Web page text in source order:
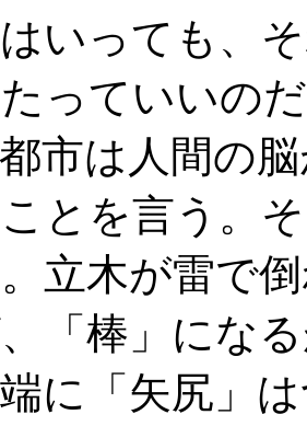
いっても、
っていいの
市は人間の
とを言う。
立木が雷で
「棒」にな
に「矢尻」